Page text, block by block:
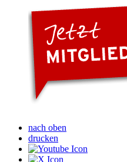
nach oben
drucken